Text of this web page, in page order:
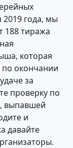
2019 года, мы
188 тиража
которая
по окончании
за
проверку по
выпавшей
и
давайте